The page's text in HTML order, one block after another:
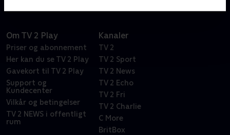
Om TV 2 Play
Priser og abonnement
Her kan du se TV 2 Play
Gavekort til TV 2 Play
Support og
Kundecenter
Vilkår og betingelser
TV 2 NEWS i offentligt
rum
Kanaler
TV 2
TV 2 Sport
TV 2 News
TV 2 Echo
TV 2 Fri
TV 2 Charlie
C More
BritBox